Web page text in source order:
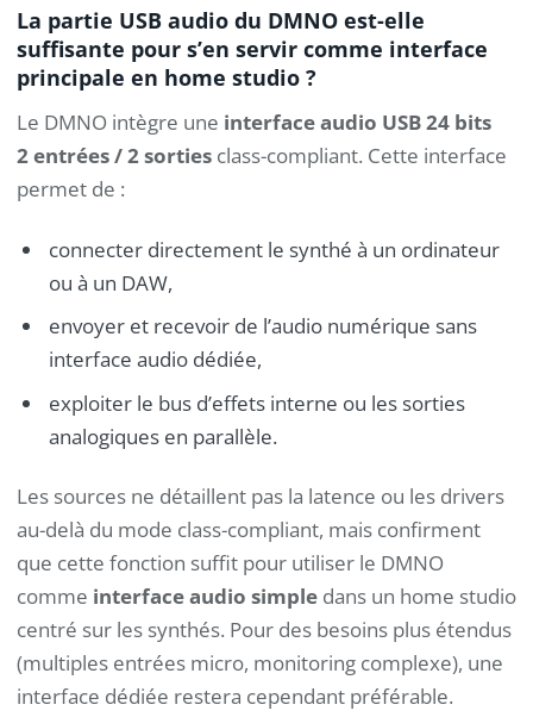
La partie USB audio du DMNO est-elle
suffisante pour s’en servir comme interface
principale en home studio ?
Le DMNO intègre une interface audio USB 24 bits
2 entrées / 2 sorties class-compliant. Cette interface
permet de :
connecter directement le synthé à un ordinateur
ou à un DAW,
envoyer et recevoir de l’audio numérique sans
interface audio dédiée,
exploiter le bus d’effets interne ou les sorties
analogiques en parallèle.
Les sources ne détaillent pas la latence ou les drivers
au-delà du mode class-compliant, mais confirment
que cette fonction suffit pour utiliser le DMNO
comme interface audio simple dans un home studio
centré sur les synthés. Pour des besoins plus étendus
(multiples entrées micro, monitoring complexe), une
interface dédiée restera cependant préférable.